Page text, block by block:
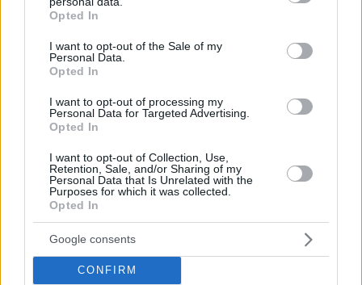
grant or deny consent to Google and its third-party tags to
use your data for below specified purposes in below Google
consent section.
Opted In
I want to opt-out of the Sale of my
Personal Data.
Opted In
I want to opt-out of processing my
Personal Data for Targeted Advertising.
Opted In
I want to opt-out of Collection, Use,
Retention, Sale, and/or Sharing of my
Personal Data that Is Unrelated with the
Purposes for which it was collected.
Opted In
Google consents
CONFIRM
ΑΠΑΝΤΗΣΗ
Ευλογητός
07.08.2024, 17:20
Να καλέσουν και το νέο γαμπρό μαζι τους να γίνουν
μια μεγάλη οικογένεια
ΑΠΑΝΤΗΣΗ
07.08.2024, 17:09
Δεν είναι ο πρώτος που τον ζει κάποια πλούσια,
όνειρο εξάλλου των περισσότερων ανθρώπων αυτό
είναι...Κι εγώ αν έβρισκα κάποιον πλούσιο να με
συντηρεί, μια χαρά θα ήμουνα...